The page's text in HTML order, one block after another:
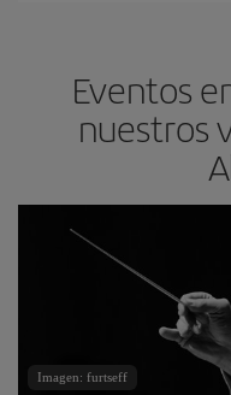
Eventos
nuestros
Imagen: furtseff